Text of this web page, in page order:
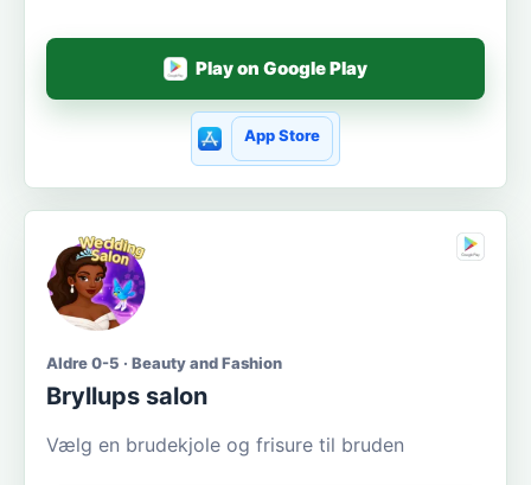
Play on Google Play
App Store
Aldre 0-5 · Beauty and Fashion
Bryllups salon
Vælg en brudekjole og frisure til bruden